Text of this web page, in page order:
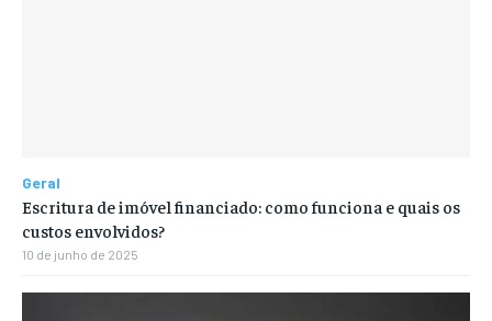
Geral
Escritura de imóvel financiado: como funciona e quais os
custos envolvidos?
10 de junho de 2025